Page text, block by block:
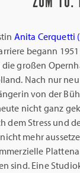
Anita Cerquetti
begann
großen
Nach nur
von der
nicht ganz
dem Stress und
mehr
sind. Eine